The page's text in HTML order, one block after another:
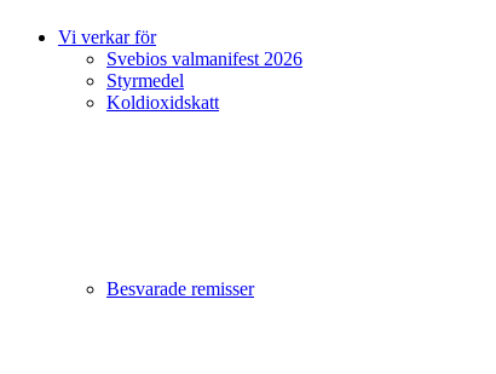
Vi verkar för
Svebios valmanifest 2026
Styrmedel
Koldioxidskatt
Besvarade remisser